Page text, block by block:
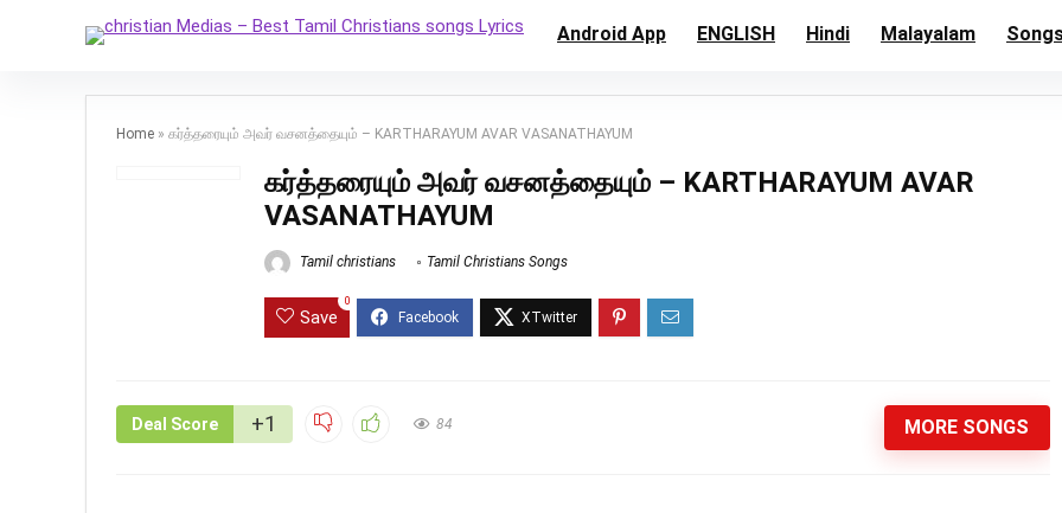
Android App ENGLISH Hindi Malayalam
Home » கர்த்தரையும் அவர் வசனத்தையும் – KARTHARAYUM AVAR VASANATHAYUM
கர்த்தரையும் அவர் வசனத்தையும் – KARTHARAYUM AVAR
VASANATHAYUM
Tamil christians Tamil Christians Songs
Save
0
Deal Score +1 84 MORE SONGS